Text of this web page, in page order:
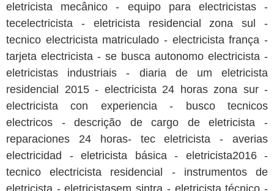
eletricista mecânico - equipo para electricistas -
tecelectricista - eletricista residencial zona sul -
tecnico electricista matriculado - electricista frança -
tarjeta electricista - se busca autonomo electricista -
eletricistas industriais - diaria de um eletricista
residencial 2015 - electricista 24 horas zona sur -
electricista con experiencia - busco tecnicos
electricos - descrição de cargo de eletricista -
reparaciones 24 horas- tec eletricista - averias
electricidad - eletricista básica - eletricista2016 -
tecnico electricista residencial - instrumentos de